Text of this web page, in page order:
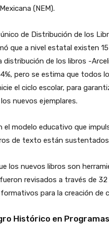
(NEM).
de Distribución de los
que a nivel estatal existen
distribución de los libros -
pero se estima que todos
el ciclo escolar, para
nuevos ejemplares.
el modelo educativo que
de texto están
los nuevos libros son
revisados a través de
para la creación de
Histórico en Programas